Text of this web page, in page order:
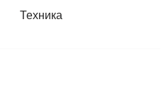
Техника